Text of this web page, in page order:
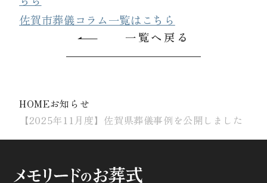
佐賀市葬儀コラム一覧はこちら
一覧へ戻る
HOMEお知らせ
【2025年11月度】佐賀県葬儀事例を公開しました